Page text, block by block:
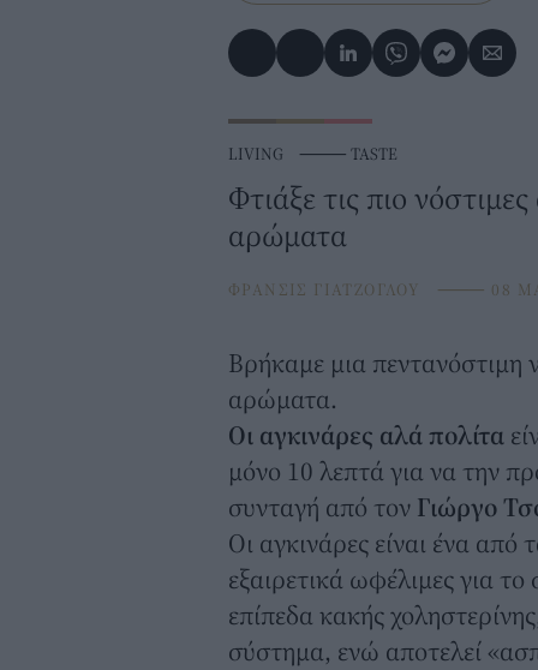
LIVING ⸻ TASTE
Φτιάξε τις πιο
αρώματα
ΦΡΑΝΣΙΣ ΓΙΑΤΖΟΓΛΟΥ ⸻ 08
Βρήκαμε μια πεντανόστιμη
αρώματα.
Οι αγκινάρες αλά πολίτα
μόνο 10 λεπτά για να την
συνταγή από τον Γιώργο
Οι αγκινάρες είναι ένα από
εξαιρετικά ωφέλιμες για
επίπεδα κακής
σύστημα, ενώ αποτελεί